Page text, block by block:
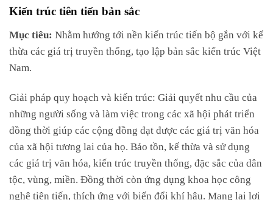
Kiến trúc tiên tiến bản sắc
Mục tiêu: Nhằm hướng tới nền kiến trúc tiến bộ gắn với kế
thừa các giá trị truyền thống, tạo lập bản sắc kiến trúc Việt
Nam.
Giải pháp quy hoạch và kiến ​​trúc: Giải quyết nhu cầu của
những người sống và làm việc trong các xã hội phát triển
đồng thời giúp các cộng đồng đạt được các giá trị văn hóa
của xã hội tương lai của họ. Bảo tồn, kế thừa và sử dụng
các giá trị văn hóa, kiến ​​trúc truyền thống, đặc sắc của dân
tộc, vùng, miền. Đồng thời còn ứng dụng khoa học công
nghệ tiên tiến, thích ứng với biến đổi khí hậu. Mang lại lợi